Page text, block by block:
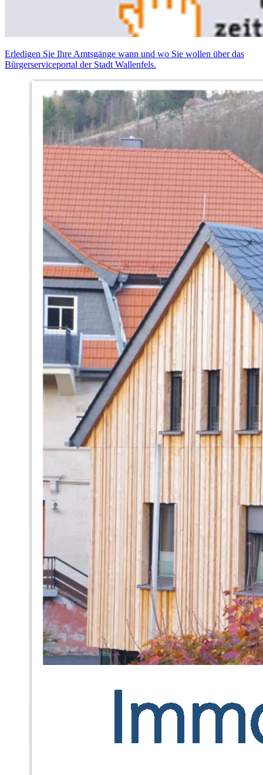
Erledigen Sie Ihre Amtsgänge wann und wo Sie wollen über das
Bürgerserviceportal der Stadt Wallenfels.